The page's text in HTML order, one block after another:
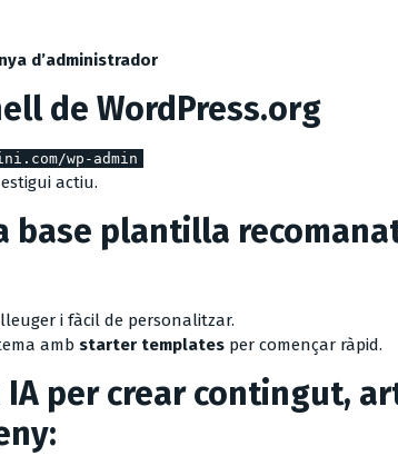
d’administrador
de WordPress.org
wp-admin
actiu.
base plantilla
i fàcil de personalitzar.
amb starter templates per començar ràpid.
IA per crear contingut,